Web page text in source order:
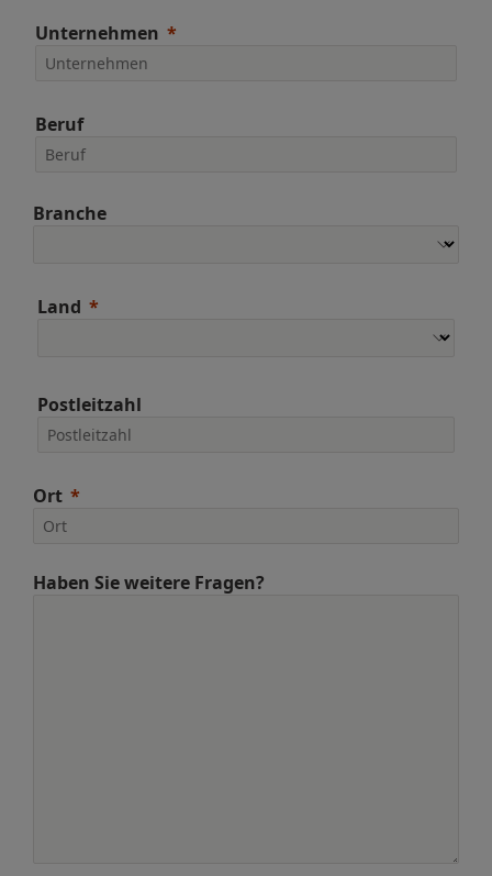
Unternehmen
Beruf
Branche
Land
Postleitzahl
Ort
Haben Sie weitere Fragen?